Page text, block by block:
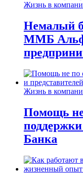
Жизнь в
Немалый
ММБ
Жизнь в
Помощь
Банка